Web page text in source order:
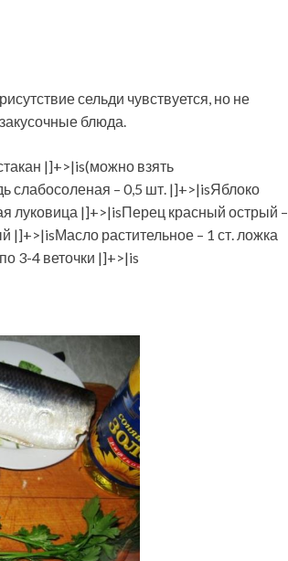
сельди чувствуется, но не
блюда.
|]+>|is(можно взять
слабосоленая – 0,5 шт. |]+>|isЯблоко
луковица |]+>|isПерец красный острый –
|]+>|isМасло растительное – 1 ст. ложка
3-4 веточки |]+>|is